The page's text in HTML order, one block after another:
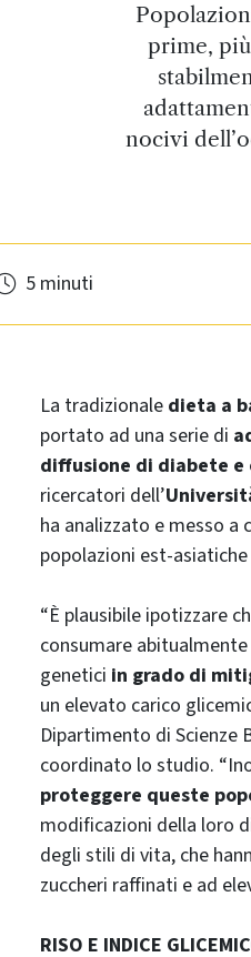
prime,
nocivi
5 minuti
La tradizionale dieta a
portato ad una serie di
diffusione di diabete e
ricercatori dell’
ha analizzato e messo
popolazioni est-
“È plausibile ipotizzare
consumare
genetici in grado di
un elevato carico
Dipartimento di Scienze
coordinato lo studio.
proteggere queste
modificazioni della loro
degli stili di vita, che
zuccheri raffinati e ad
RISO E INDICE